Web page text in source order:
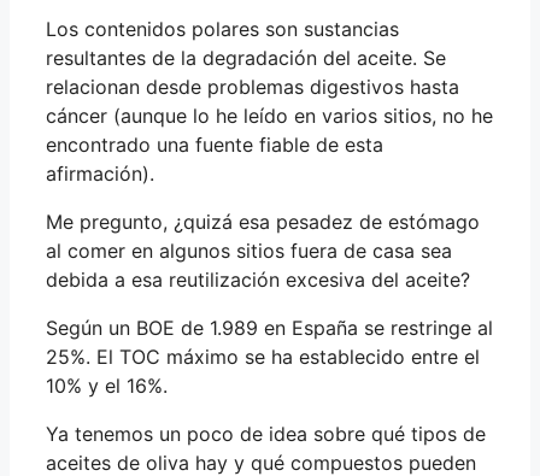
Los contenidos polares son sustancias
resultantes de la degradación del aceite. Se
relacionan desde problemas digestivos hasta
cáncer (aunque lo he leído en varios sitios, no he
encontrado una fuente fiable de esta
afirmación).
Me pregunto, ¿quizá esa pesadez de estómago
al comer en algunos sitios fuera de casa sea
debida a esa reutilización excesiva del aceite?
Según un BOE de 1.989 en España se restringe al
25%. El TOC máximo se ha establecido entre el
10% y el 16%.
Ya tenemos un poco de idea sobre qué tipos de
aceites de oliva hay y qué compuestos pueden